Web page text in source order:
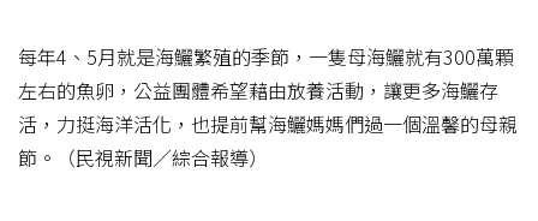
每年4、5月就是海鱺繁殖的季節，一隻母海鱺就有300萬顆
左右的魚卵，公益團體希望藉由放養活動，讓更多海鱺存
活，力挺海洋活化，也提前幫海鱺媽媽們過一個溫馨的母親
節。（民視新聞／綜合報導）